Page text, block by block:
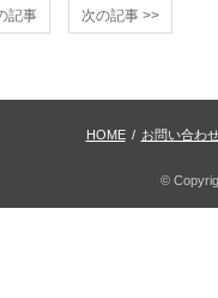
記事 次の記事 >>
HOME / お問い合わ
©